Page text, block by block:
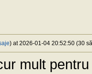
) at 2026-01-04 20:52:50 (30
mult